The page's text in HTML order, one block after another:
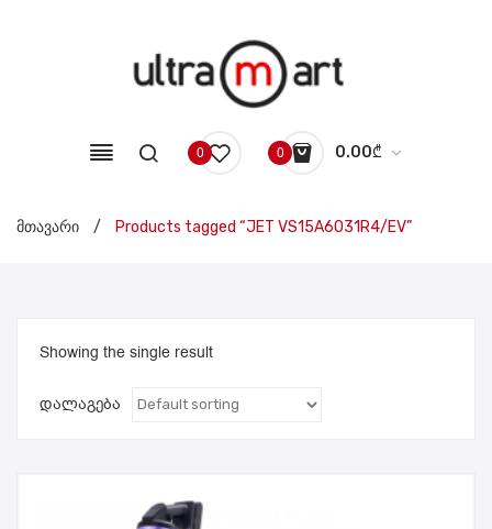
0 0 0.00₾
No products in the cart.
მთავარი / Products tagged “JET VS15A6031R4/EV”
Showing the single result
დალაგება